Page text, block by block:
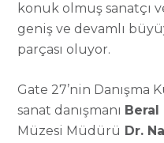
konuk olmuş sanatçı
geniş ve devamlı
parçası oluyor.
Gate 27’nin Danışma
sanat danışmanı Beral
Müzesi Müdürü Dr.